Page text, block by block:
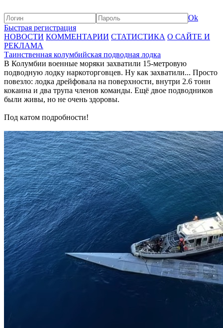
Ok
Быстрая регистрация
НОВОСТИ КОММЕНТАРИИ СТАТИСТИКА О САЙТЕ И
РЕКЛАМА
Таинственная колумбийская подводная лодка
В Колумбии военные моряки захватили 15-метровую
подводную лодку наркоторговцев. Ну как захватили... Просто
повезло: лодка дрейфовала на поверхности, внутри 2.6 тонн
кокаина и два трупа членов команды. Ещё двое подводников
были живы, но не очень здоровы.
Под катом подробности!